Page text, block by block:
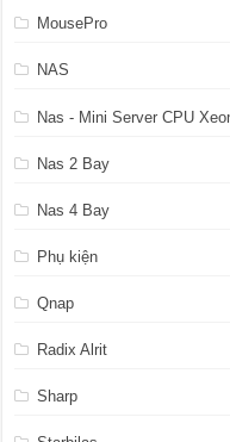
MousePro
NAS
Nas - Mini Server CPU
Nas 2 Bay
Nas 4 Bay
Phụ kiện
Qnap
Radix Alrit
Sharp